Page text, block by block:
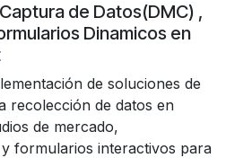
de Datos(DMC) ,
Dinamicos en
de soluciones de
recolección de datos en
de mercado,
formularios interactivos para